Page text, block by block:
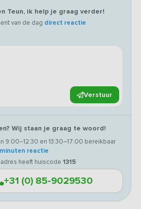
Teun, ik help je graag verder!
van de dag direct reactie
Verstuur
Wij staan je graag te woord!
9:00–12:30 en 13:30–17:00 bereikbaar
reactie
heeft huiscode 1315
+31 (0) 85-9029530